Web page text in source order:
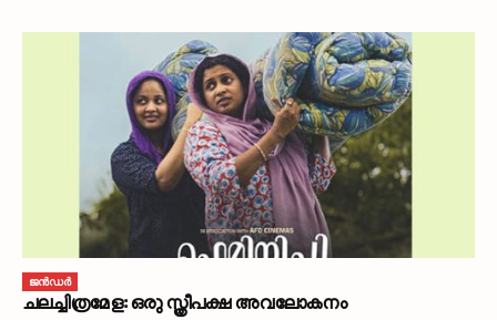
ജൻഡർ
ചലച്ചിത്രമേള: ഒരു സ്ത്രീപക്ഷ അവലോകനം